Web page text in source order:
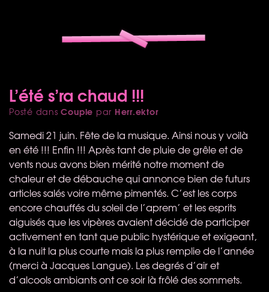
L’été s’ra chaud !!!
Posté dansCouple par Herr.ektor
Samedi 21 juin. Fête de la musique. Ainsi nous y voilà
en été !!! Enfin !!! Après tant de pluie de grêle et de
vents nous avons bien mérité notre moment de
chaleur et de débauche qui annonce bien de futurs
articles salés voire même pimentés. C’est les corps
encore chauffés du soleil de l’aprem’ et les esprits
aiguisés que les vipères avaient décidé de participer
activement en tant que public hystérique et exigeant,
à la nuit la plus courte mais la plus remplie de l’année
(merci à Jacques Langue). Les degrés d’air et
d’alcools ambiants ont ce soir là frôlé des sommets.